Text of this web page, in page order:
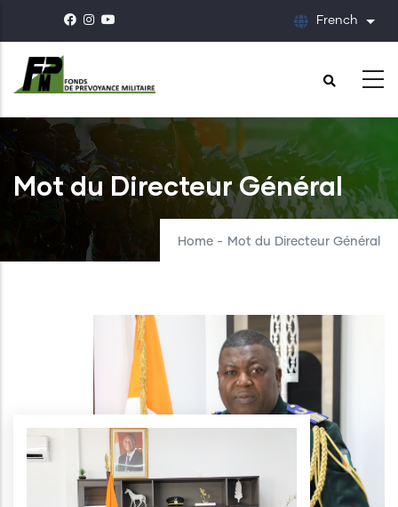
to
main
content
French List
Mot du Directeur Général
Home - Mot du Directeur Général